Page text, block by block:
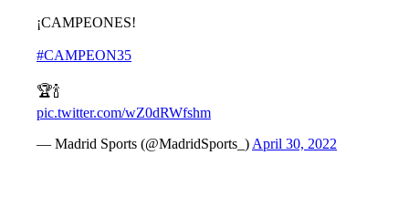
¡CAMPEONES!
#CAMPEON35
🏆🍾
pic.twitter.com/wZ0dRWfshm
— Madrid Sports (@MadridSports_) April 30, 2022